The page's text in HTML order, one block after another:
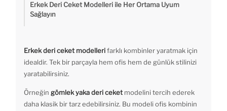
Erkek Deri Ceket Modelleri ile Her Ortama Uyum
Sağlayın
Erkek deri ceket modellerifarklı kombinler yaratmak için
idealdir. Tek bir parçayla hem ofis hem de günlük stilinizi
yaratabilirsiniz.
Örneğin gömlek yaka deri ceket modelini tercih ederek
daha klasik bir tarz edebilirsiniz. Bu modeli ofis kombinin